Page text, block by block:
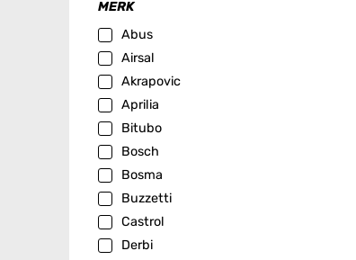
MERK
Abus
Airsal
Akrapovic
Aprilia
Bitubo
Bosch
Bosma
Buzzetti
Castrol
Derbi